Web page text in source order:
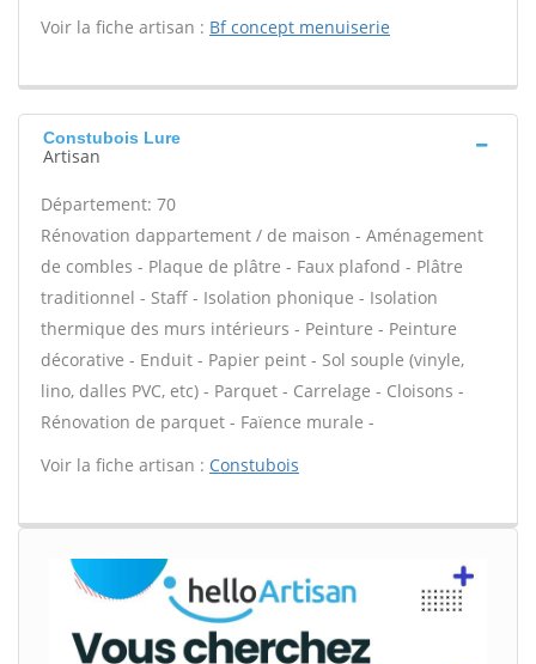
Voir la fiche artisan : Bf concept menuiserie
Constubois Lure
Artisan
Département: 70
Rénovation dappartement / de maison - Aménagement
de combles - Plaque de plâtre - Faux plafond - Plâtre
traditionnel - Staff - Isolation phonique - Isolation
thermique des murs intérieurs - Peinture - Peinture
décorative - Enduit - Papier peint - Sol souple (vinyle,
lino, dalles PVC, etc) - Parquet - Carrelage - Cloisons -
Rénovation de parquet - Faïence murale -
Voir la fiche artisan : Constubois